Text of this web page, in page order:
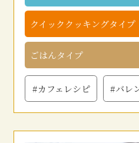
クイッククッキングタイプ
ごはんタイプ
#カフェレシピ #バレ